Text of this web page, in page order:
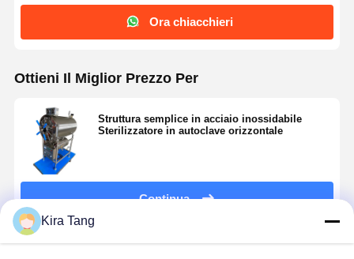
Ora chiacchieri
Ottieni Il Miglior Prezzo Per
Struttura semplice in acciaio inossidabile
Sterilizzatore in autoclave orizzontale
Continua
Kira Tang